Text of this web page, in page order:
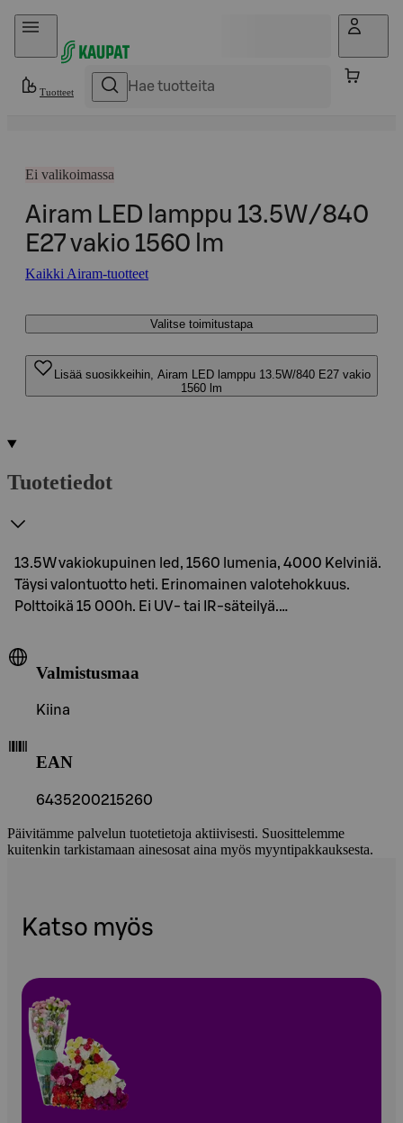
Hyppää sisältöön
Tuotteet
Ei valikoimassa
Airam LED lamppu 13.5W/840
E27 vakio 1560 lm
Kaikki Airam-tuotteet
Valitse toimitustapa
Lisää suosikkeihin, Airam LED lamppu 13.5W/840 E27 vakio
1560 lm
Tuotetiedot
13.5W vakiokupuinen led, 1560 lumenia, 4000 Kelviniä.
Täysi valontuotto heti. Erinomainen valotehokkuus.
Polttoikä 15 000h. Ei UV- tai IR-säteilyä.…
Valmistusmaa
Kiina
EAN
6435200215260
Päivitämme palvelun tuotetietoja aktiivisesti. Suosittelemme
kuitenkin tarkistamaan ainesosat aina myös myyntipakkauksesta.
Katso myös